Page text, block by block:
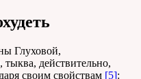
Глуховой,
действительно,
своим свойствам [5]: